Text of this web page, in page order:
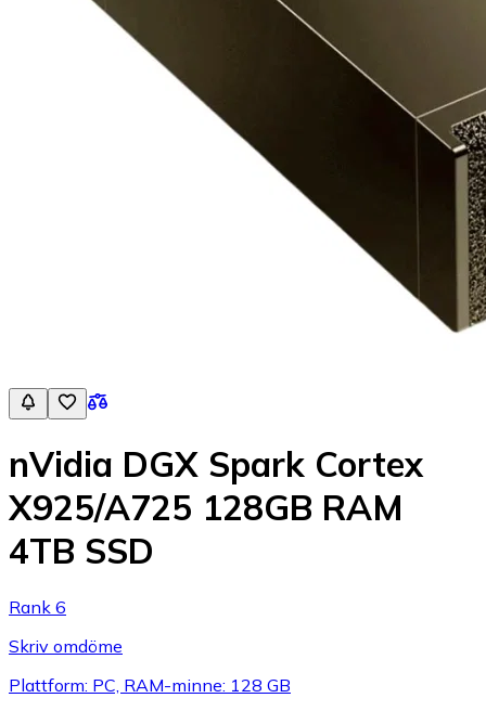
nVidia DGX Spark Cortex
X925/A725 128GB RAM
4TB SSD
Rank 6
Skriv omdöme
Plattform: PC, RAM-minne: 128 GB